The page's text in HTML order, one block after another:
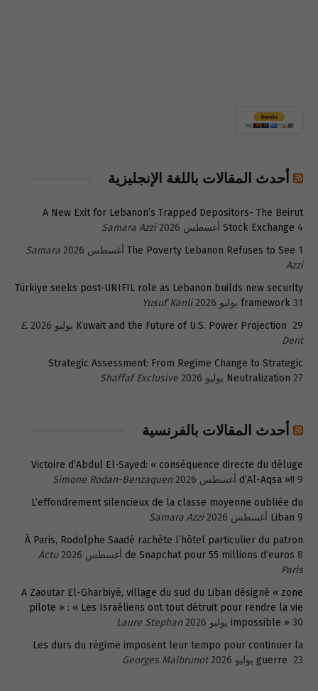
أحدث المقالات باللغة الإنجليزية
A New Exit for Lebanon’s Trapped Depositors- The Beirut
Stock Exchange 4 أغسطس 2026
Samara Azzi
The Poverty Lebanon Refuses to See 1 أغسطس 2026
Samara
Azzi
Türkiye seeks post-UNIFIL role as Lebanon builds new security
framework 31 يوليو 2026
Yusuf Kanli
Kuwait and the Future of U.S. Power Projection 29 يوليو 2026
E.
Dent
Strategic Assessment: From Regime Change to Strategic
Neutralization 27 يوليو 2026 Shaffaf Exclusive
أحدث المقالات بالفرنسية
Victoire d’Abdul El-Sayed: « conséquence directe du déluge
d’Al-Aqsa »!! 9 أغسطس 2026
Simone Rodan-Benzaquen
L’effondrement silencieux de la classe moyenne oubliée du
Liban 9 أغسطس 2026
Samara Azzi
À Paris, Rodolphe Saadé rachète l’hôtel particulier du patron
de Snapchat pour 55 millions d’euros 8 أغسطس 2026
Actu
Paris
A Zaoutar El-Gharbiyé, village du sud du Liban désigné « zone
pilote » : « Les Israéliens ont tout détruit pour rendre la vie
impossible » 30 يوليو 2026
Laure Stephan
Les durs du régime imposent leur tempo pour continuer la
guerre 23 يوليو 2026 Georges Malbrunot